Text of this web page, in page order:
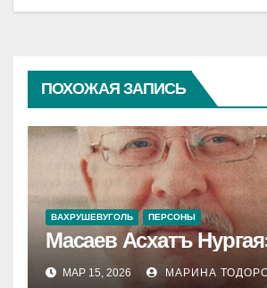
ПОХОЖАЯ ЗАПИСЬ
ВАХРУШЕВУГОЛЬ ПЕРСОНЫ
Масаев Асхатъ
МАР 15, 2026 МАРИНА